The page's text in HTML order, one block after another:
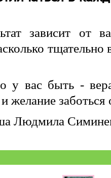
зависит от
у вас быть -
желание заботься
Людмила